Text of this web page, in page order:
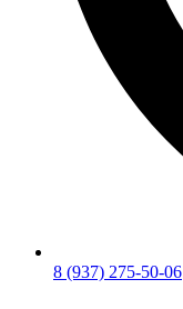
8 (937) 275-50-06